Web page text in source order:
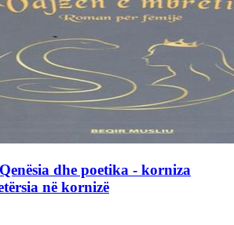
dhe poetika - korniza
në kornizë